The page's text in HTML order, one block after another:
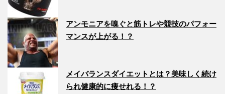
アンモニアを嗅ぐと筋トレや競技のパフォー
マンスが上がる！？
メイバランスダイエットとは？美味しく続け
られ健康的に痩せれる！？